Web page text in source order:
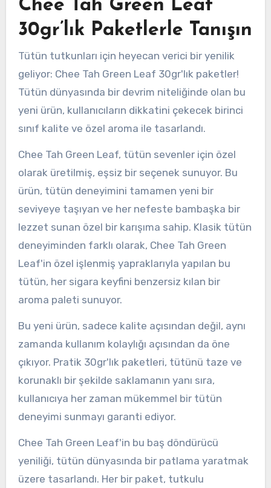
Chee Tah Green Leaf
30gr’lık Paketlerle Tanışın
Tütün tutkunları için heyecan verici bir yenilik
geliyor: Chee Tah Green Leaf 30gr'lık paketler!
Tütün dünyasında bir devrim niteliğinde olan bu
yeni ürün, kullanıcıların dikkatini çekecek birinci
sınıf kalite ve özel aroma ile tasarlandı.
Chee Tah Green Leaf, tütün sevenler için özel
olarak üretilmiş, eşsiz bir seçenek sunuyor. Bu
ürün, tütün deneyimini tamamen yeni bir
seviyeye taşıyan ve her nefeste bambaşka bir
lezzet sunan özel bir karışıma sahip. Klasik tütün
deneyiminden farklı olarak, Chee Tah Green
Leaf'in özel işlenmiş yapraklarıyla yapılan bu
tütün, her sigara keyfini benzersiz kılan bir
aroma paleti sunuyor.
Bu yeni ürün, sadece kalite açısından değil, aynı
zamanda kullanım kolaylığı açısından da öne
çıkıyor. Pratik 30gr'lık paketleri, tütünü taze ve
korunaklı bir şekilde saklamanın yanı sıra,
kullanıcıya her zaman mükemmel bir tütün
deneyimi sunmayı garanti ediyor.
Chee Tah Green Leaf'in bu baş döndürücü
yeniliği, tütün dünyasında bir patlama yaratmak
üzere tasarlandı. Her bir paket, tutkulu